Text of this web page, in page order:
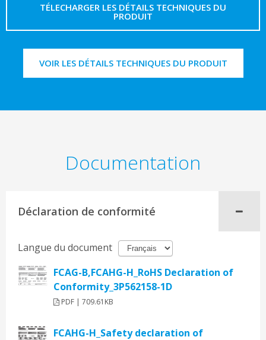
TÉLECHARGER LES DÉTAILS TECHNIQUES DU
PRODUIT
VOIR LES DÉTAILS TECHNIQUES DU PRODUIT
Documentation
Déclaration de conformité
Langue du document
FCAG-B,FCAHG-H_RoHS Declaration of
Conformity_3P562158-1D
PDF | 709.61KB
FCAHG-H_Safety declaration of